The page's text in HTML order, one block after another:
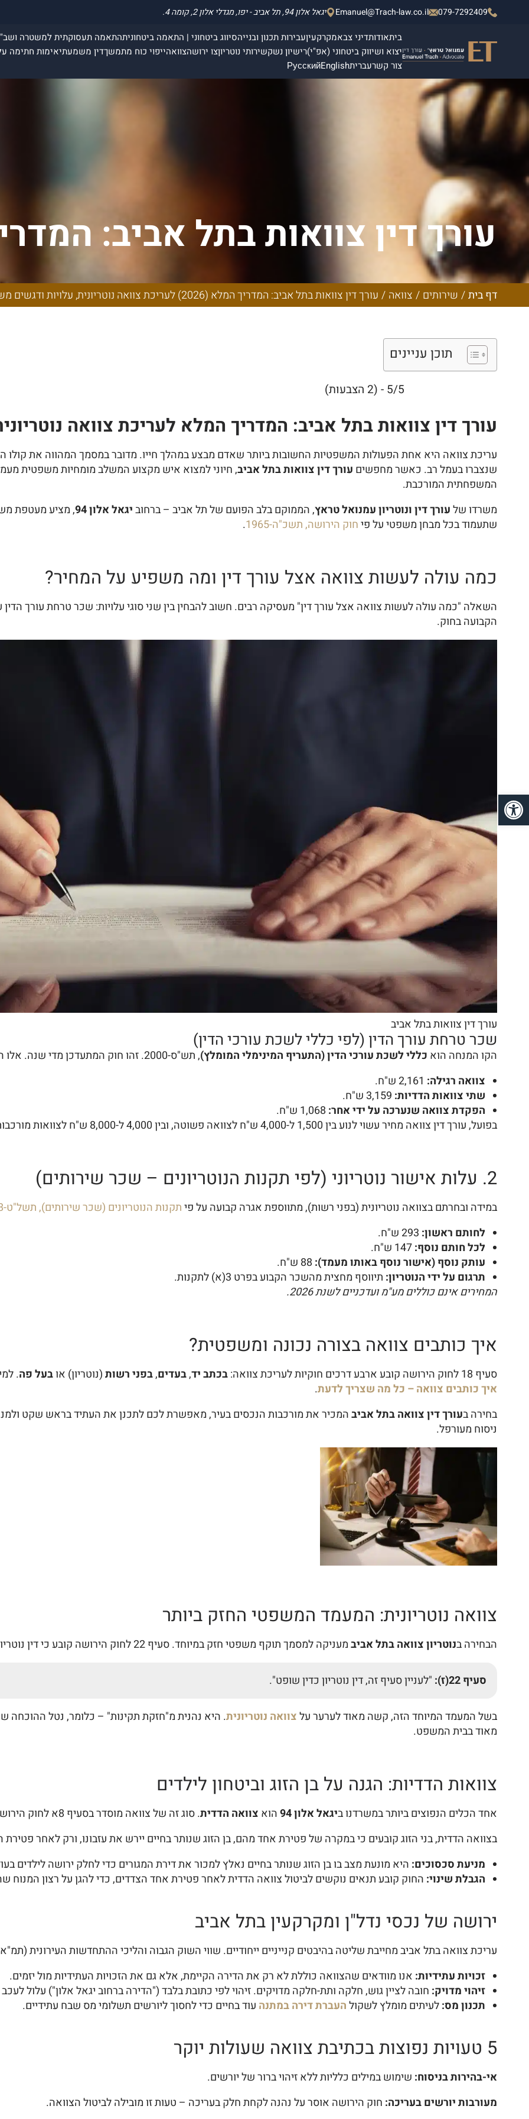
079-7292409
Emanuel@Trach-law.co.il יגאל אלון 94, תל אביב - יפו, מגדלי אלון 2, קומה 4.
ביתאודותדיני צבאמקרקעיןעבירות תכנון ובנייהסיווג ביטחוני | התאמה ביטחוניתהתאמה תעסוקתית למשטרה
יצוא ושיווק ביטחוני (אפ"י)רישיון נשקשירותי נוטריוןצו ירושהצוואהייפוי כוח מתמשךדין משמעתיאימות חתימה
צור קשרעבריתEnglish
Русский
לעריכת צוואה נוטריונית,
משפטיים דף בית/ שירותים / צוואה / עורך דין צוואות בתל אביב: המדריך המלא (2026) לעריכת צוואה נוטריונית, עלויות ודגשים משפטיים
תוכן עניינים
5/5 - (2 הצבעות)
עורך דין צוואות בתל אביב: המדריך המלא לעריכת צוואה
עריכת צוואה היא אחת הפעולות המשפטיות החשובות ביותר שאדם מבצע במהלך חייו. מדובר במסמך המהווה את קולו
שנצברו בעמל רב. כאשר מחפשים עורך דין צוואות בתל אביב, חיוני למצוא איש מקצוע המשלב מומחיות משפטית
המשפחתית המורכבת.
משרדו שלעורך דין ונוטריון עמנואל טראץ, הממוקם בלב הפועם של תל אביב – ברחוביגאל אלון 94
, מציע מעטפת
שתעמוד בכל מבחן משפטי על פיחוק הירושה, תשכ"ה-1965 .
כמה עולה לעשות צוואה אצל עורך דין ומה משפיע על המחיר?
השאלה "כמה עולה לעשות צוואה אצל עורך דין" מעסיקה רבים. חשוב להבחין בין שני סוגי עלויות: שכר טרחת עורך הדין
הקבועה בחוק.
עורך דין צוואות בתל אביב
שכר טרחת עורך הדין (לפי כללי לשכת עורכי הדין)
הקו המנחה הוא כללי לשכת עורכי הדין (התעריף המינימלי המומלץ), תש"ס-2000. זהו חוק המתעדכן מדי שנה. אלו התעריפים המומלצים (נכון לשנת 2026, לפני מע"מ):
צוואה רגילה:
שתי צוואות הדדיות:
הפקדת צוואה שנערכה על ידי אחר:
בפועל, עורך דין צוואה מחיר עשוי לנוע בין 1,500 ל-4,000 ש"ח לצוואה פשוטה, ובין 4,000 ל-8,000 ש"ח לצוואות מורכבות הכוללות נכסים רבים או יורשים בחו"ל.
2. עלות אישור נוטריוני (לפי תקנות הנוטריונים – שכר שירותים)
במידה ובחרתם בצוואה נוטריונית (בפני רשות), מתווספת אגרה קבועה על פיתקנות הנוטריונים (שכר שירותים), תשל"ט-1978
לחותם ראשון:
לכל חותם נוסף:
עותק נוסף (אישור נוסף באותו מעמד):
תרגום על ידי הנוטריון: תיווסף מחצית מהשכר הקבוע בפרט 3(א) לתקנות.
המחירים אינם כוללים מע"מ ועדכניים לשנת 2026.
איך כותבים צוואה בצורה נכונה ומשפטית?
סעיף 18 לחוק הירושה קובע ארבע דרכים חוקיות לעריכת צוואה: בכתב יד,בעדים,בפני רשות(נוטריון) אובעל פה.
איך כותבים צוואה – כל מה שצריך לדעת.
בחירה בעורך דין צוואה בתל אביבהמכיר את מורכבות הנכסים בעיר, מאפשרת לכם לתכנן את העתיד בראש שקט
ניסוח מעורפל.
צוואה נוטריונית: המעמד המשפטי החזק ביותר
הבחירה בנוטריון צוואה בתל אביבמעניקה למסמך תוקף משפטי חזק במיוחד. סעיף 22 לחוק הירושה קובע כי דין נוטריון כדין שופט לעניין זה:
סעיף 22(ז): "לעניין סעיף זה, דין נוטריון כדין שופט".
בשל המעמד המיוחד הזה, קשה מאוד לערער עלצוואה נוטריונית. היא נהנית מ"חזקת תקינות" – כלומר, נטל ההוכחה
מאוד בבית המשפט.
צוואות הדדיות: הגנה על בן הזוג וביטחון לילדים
אחד הכלים הנפוצים ביותר במשרדנו ביגאל אלון 94 הוא צוואה הדדית. סוג זה של צוואה מוסדר בסעיף 8א לחוק הירושה והוא מבוסס על עיקרון של "הסתמכות הדדית".
בצוואה הדדית, בני הזוג קובעים כי במקרה של פטירת אחד מהם, בן הזוג שנותר בחיים יירש את עזבונו, ורק לאחר
מניעת סכסוכים: היא מונעת מצב בו בן הזוג שנותר בחיים נאלץ למכור את דירת המגורים כדי לחלק ירושה לילדים
הגבלת שינוי: החוק קובע תנאים נוקשים לביטול צוואה הדדית לאחר פטירת אחד הצדדים, כדי להגן על רצון המנוח
ירושה של נכסי נדל"ן ומקרקעין בתל אביב
עריכת צוואה בתל אביב מחייבת שליטה בהיבטים קנייניים ייחודיים. שווי השוק הגבוה והליכי ההתחדשות העירונית (תמ"א 38 ופינוי בינוי) דורשים התייחסות
זכויות עתידיות: אנו מוודאים שהצוואה כוללת לא רק את הדירה הקיימת, אלא גם את הזכויות העתידיות מול יזמים.
זיהוי מדויק: חובה לציין גוש, חלקה ותת-חלקה מדויקים. זיהוי לפי כתובת בלבד ("הדירה ברחוב יגאל אלון") עלול
תכנון מס:לעיתים מומלץ לשקולהעברת דירה במתנה עוד בחיים כדי לחסוך ליורשים תשלומי מס שבח עתידיים.
5 טעויות נפוצות בכתיבת צוואה שעולות יוקר
אי-בהירות בניסוח: שימוש במילים כלליות ללא זיהוי ברור של יורשים.
מעורבות יורשים בעריכה: חוק הירושה אוסר על נהנה לקחת חלק בעריכה – טעות זו מובילה לביטול הצוואה.
פתח סרגל נגישות